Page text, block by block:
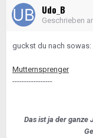
Udo_B
Geschrieben
guckst du nach sowas:
Mutternsprenger
-----------------
Das ist ja der ganze